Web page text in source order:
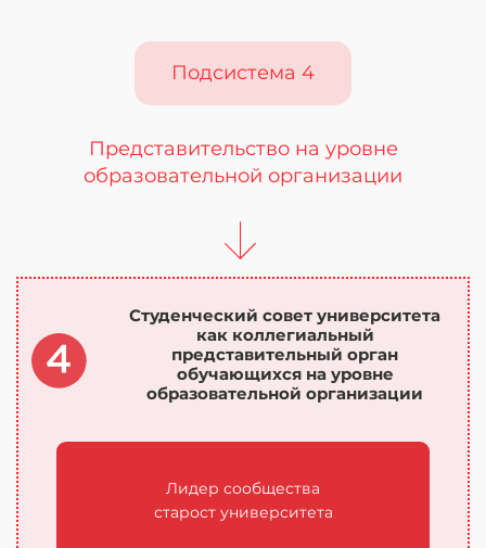
Подсистема 4
Представительство на уровне
образовательной организации
Студенческий совет университета
как коллегиальный
представительный орган
обучающихся на уровне
образовательной организации
Лидер сообщества
старост университета